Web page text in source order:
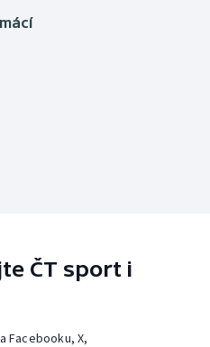
ČT sport i
Facebooku, X,